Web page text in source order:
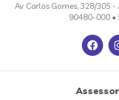
Av. Carlos Gomes, 328/305
90480-000 •